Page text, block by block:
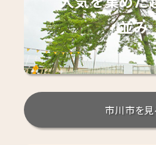
並み
市川市を見